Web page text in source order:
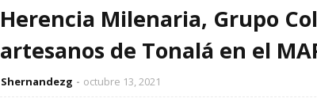
Herencia Milenaria, Grupo
artesanos de Tonalá en el
Shernandezg octubre 13, 2021